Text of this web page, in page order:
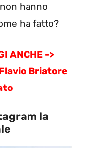
hanno
ha fatto?
ANCHE ->
Briatore
la